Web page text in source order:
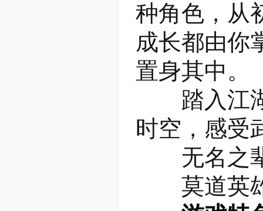
种角色，从
成长都由你
置身其中。
踏入江湖
时空，感受
无名之辈
莫道英雄